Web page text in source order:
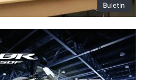
Buletin